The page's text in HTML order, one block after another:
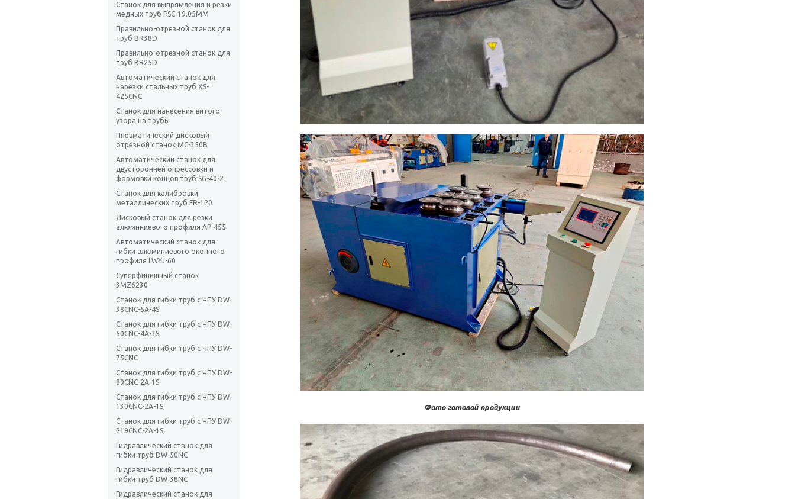
Станок для выпрямления и резки
медных труб PSC-19.05MM
Правильно-отрезной станок для
труб BR38D
Правильно-отрезной станок для
труб BR25D
Автоматический станок для
нарезки стальных труб XS-
425CNC
Станок для нанесения витого
узора на трубы
Пневматический дисковый
отрезной станок MC-350B
Автоматический станок для
двусторонней опрессовки и
формовки концов труб SG-40-2
Станок для калибровки
металлических труб FR-120
Дисковый станок для резки
алюминиевого профиля AP-455
Автоматический станок для
гибки алюминиевого оконного
профиля LWYJ-60
Суперфинишный станок
3MZ6230
Станок для гибки труб с ЧПУ DW-
38CNC-5A-4S
Станок для гибки труб с ЧПУ DW-
50CNC-4A-3S
Станок для гибки труб с ЧПУ DW-
75CNC
Станок для гибки труб с ЧПУ DW-
89CNC-2A-1S
Станок для гибки труб с ЧПУ DW-
130CNC-2A-1S
Станок для гибки труб с ЧПУ DW-
219CNC-2A-1S
Гидравлический станок для
гибки труб DW-50NC
Гидравлический станок для
гибки труб DW-38NC
Гидравлический станок для
Фото готовой продукции